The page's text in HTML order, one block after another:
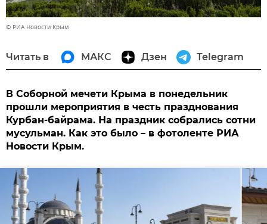
© РИА Новости Крым
Читать в МАКС Дзен Telegram
В Соборной мечети Крыма в понедельник
прошли мероприятия в честь празднования
Курбан-байрама. На праздник собрались сотни
мусульман. Как это было – в фотоленте РИА
Новости Крым.